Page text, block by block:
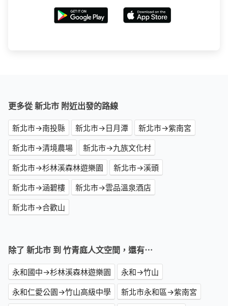
更多從 新北市 附近出發的路線
新北市→南投縣 新北市→日月潭
新北市→紫南宮
新北市→清境農場
新北市→九族文化村
新北市→杉林溪森林遊樂園
新北市→溪頭
新北市→涵碧樓
新北市→雲品溫泉酒店
新北市→合歡山
除了 新北市 到 竹青庭人文空間，還有⋯
永和國中→杉林溪森林遊樂園
永和→竹山
永和仁愛公園→竹山高級中學
新北市永和區→紫南宮